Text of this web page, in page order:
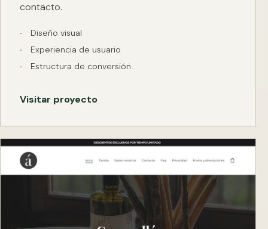
contacto.
Diseño visual
Experiencia de usuario
Estructura de conversión
Visitar proyecto